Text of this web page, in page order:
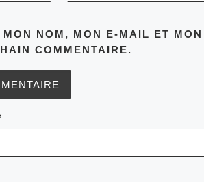
MON NOM, MON E-MAIL ET
COMMENTAIRE.